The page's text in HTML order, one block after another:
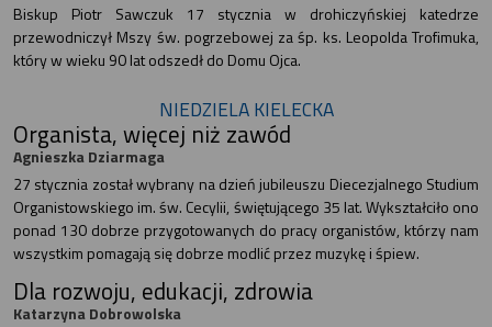
Biskup Piotr Sawczuk 17 stycznia w drohiczyńskiej katedrze
przewodniczył Mszy św. pogrzebowej za śp. ks. Leopolda Trofimuka,
który w wieku 90 lat odszedł do Domu Ojca.
NIEDZIELA KIELECKA
Organista, więcej niż zawód
Agnieszka Dziarmaga
27 stycznia został wybrany na dzień jubileuszu Diecezjalnego Studium
Organistowskiego im. św. Cecylii, świętującego 35 lat. Wykształciło ono
ponad 130 dobrze przygotowanych do pracy organistów, którzy nam
wszystkim pomagają się dobrze modlić przez muzykę i śpiew.
Dla rozwoju, edukacji, zdrowia
Katarzyna Dobrowolska